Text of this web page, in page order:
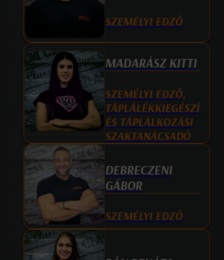
SZEMÉLYI EDZŐ
MADARÁSZ KITTI
SZEMÉLYI EDZŐ,
TÁPLÁLÉKKIEGÉSZÍTŐ
ÉS TÁPLÁLKOZÁSI
SZAKTANÁCSADÓ
DEBRECZENI
GÁBOR
SZEMÉLYI EDZŐ